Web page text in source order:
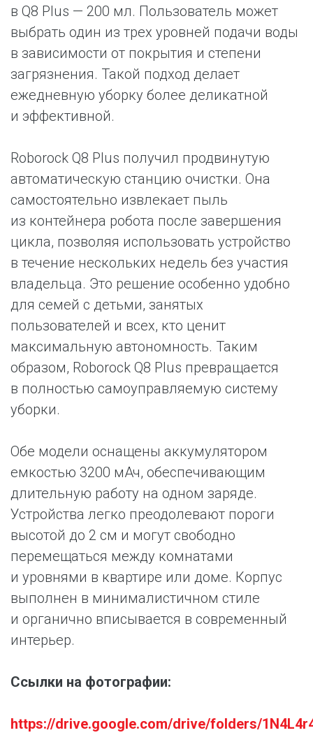
в Q8 Plus — 200 мл. Пользователь может
выбрать один из трех уровней подачи воды
в зависимости от покрытия и степени
загрязнения. Такой подход делает
ежедневную уборку более деликатной
и эффективной.
Roborock Q8 Plus получил продвинутую
автоматическую станцию очистки. Она
самостоятельно извлекает пыль
из контейнера робота после завершения
цикла, позволяя использовать устройство
в течение нескольких недель без участия
владельца. Это решение особенно удобно
для семей с детьми, занятых
пользователей и всех, кто ценит
максимальную автономность. Таким
образом, Roborock Q8 Plus превращается
в полностью самоуправляемую систему
уборки.
Обе модели оснащены аккумулятором
емкостью 3200 мАч, обеспечивающим
длительную работу на одном заряде.
Устройства легко преодолевают пороги
высотой до 2 см и могут свободно
перемещаться между комнатами
и уровнями в квартире или доме. Корпус
выполнен в минималистичном стиле
и органично вписывается в современный
интерьер.
Ссылки на фотографии:
https://drive.google.com/drive/folders/